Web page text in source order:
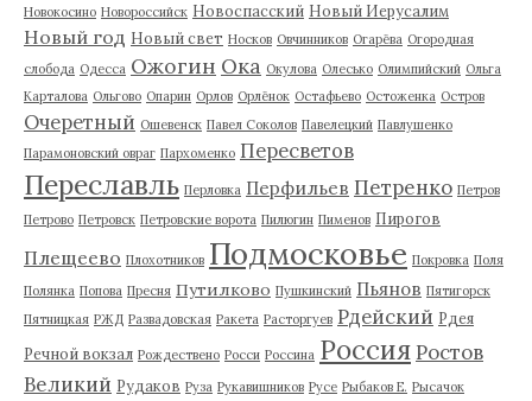
Новокосино Новороссийск Новоспасский Новый Иерусалим
Новый год Новый свет Носков Овчинников Огарёва Огородная
слобода Одесса Ожогин Ока Окулова Олесько Олимпийский Ольга
Карталова Ольгово Опарин Орлов Орлёнок Остафьево Остоженка Остров
Очеретный Ошевенск Павел Соколов Павелецкий Павлушенко
Парамоновский овраг Пархоменко Пересветов
Переславль Перловка Перфильев Петренко Петров
Петрово Петровск Петровские ворота Пилюгин Пименов Пирогов
Плещеево Плохотников Подмосковье Покровка Поля
Полянка Попова Пресня Путилково Пушкинский Пьянов Пятигорск
Пятницкая РЖД Развадовская Ракета Расторгуев Рдейский Рдея
Речной вокзал Рождествено Росси Россина Россия Ростов
Великий Рудаков Руза Рукавишников Русе Рыбаков Е. Рысачок